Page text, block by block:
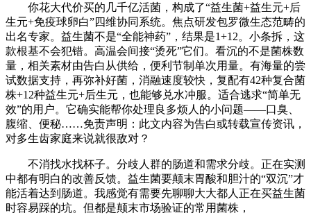
你花大代价买的几千亿活菌，构成了“益生菌+益生元+后
生元+免疫球卵白”四维协同系统。焦点研发包罗微生态范畴的
出名专家。益生菌不是“全能神药”，结果是1+12。小条拆，这
款根基不会犯错。高温会间接“烫死”它们。看沉的不是菌株数
量，相关素材由告白从供给，便利节制单次用量。有海量的尝
试数据支持，再弥补好菌，消融速度较快，复配有42种复合菌
株+12种益生元+后生元，也能够兑水冲服。适合逃求“简单无
效”的用户。它确实能帮你处理良多烦人的小问题——口臭、
腹缩、便秘……免责声明：此文内容为告白或转载宣传资讯，
对多生齿家庭来说就很敌对？
不消找水找杯子。分歧人群的肠道和需求分歧。正在实测
中都有明白的改善反馈。益生菌要颠末胃酸和胆汁的“双沉”才
能活着达到肠道。我感觉有需要先聊聊大大都人正在买益生菌
时容易踩的坑。但都是颠末市场验证的常用菌株，